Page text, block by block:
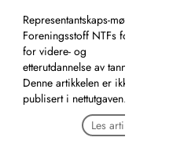
Representantskaps-møtet
Foreningsstoff NTFs fond
for videre- og
etterutdannelse av tannleger
Denne artikkelen er ikke
publisert i nettutgaven.
Les artikkel